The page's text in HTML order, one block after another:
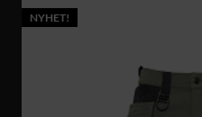
NYHET!